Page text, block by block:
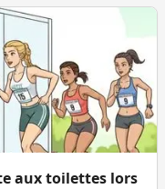
aux toilettes lors